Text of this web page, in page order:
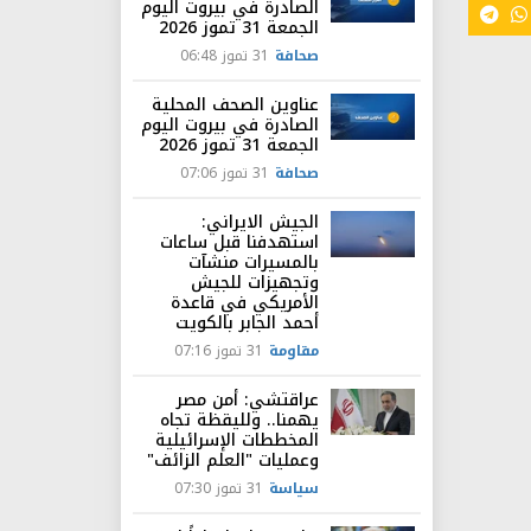
الصادرة في بيروت اليوم
الجمعة 31 تموز 2026
صحافة 31 تموز 06:48
عناوين الصحف المحلية
الصادرة في بيروت اليوم
الجمعة 31 تموز 2026
صحافة 31 تموز 07:06
الجيش الايراني:
استهدفنا قبل ساعات
بالمسيرات منشآت
وتجهيزات للجيش
الأمريكي في قاعدة
أحمد الجابر بالكويت
مقاومة 31 تموز 07:16
عراقتشي: أمن مصر
يهمنا.. ولليقظة تجاه
المخططات الإسرائيلية
وعمليات "العلم الزائف"
سياسة 31 تموز 07:30